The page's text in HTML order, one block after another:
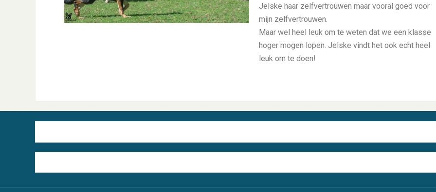
Jelske haar zelfvertrouwen maar vooral goed voor
mijn zelfvertrouwen.
Maar wel heel leuk om te weten dat we een klasse
hoger mogen lopen. Jelske vindt het ook echt heel
leuk om te doen!